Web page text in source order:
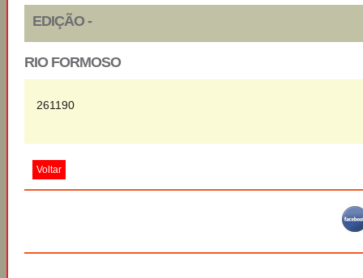
EDIÇÃO -
RIO FORMOSO
261190
Voltar